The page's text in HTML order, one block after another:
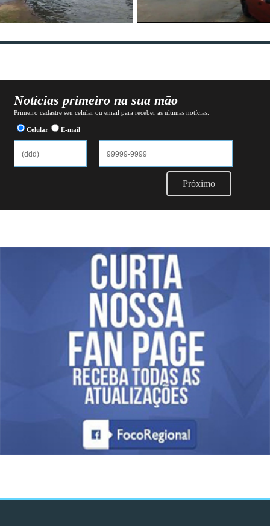
Notícias primeiro na sua mão
Primeiro cadastre seu celular ou email para receber as ultimas notícias.
Celular E-mail
Próximo